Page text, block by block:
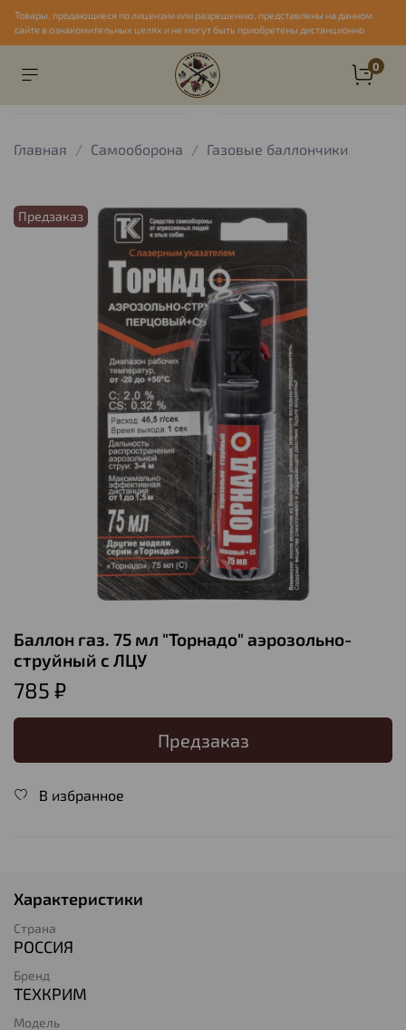
Товары, продающиеся по лицензии или разрешению, представлены на данном
сайте в ознакомительных целях и не могут быть приобретены дистанционно
0
Главная Самооборона Газовые баллончики
Предзаказ
Баллон газ. 75 мл "Торнадо" аэрозольно-
струйный с ЛЦУ
785 ₽
Предзаказ
В избранное
Характеристики
Страна
РОССИЯ
Бренд
ТЕХКРИМ
Модель